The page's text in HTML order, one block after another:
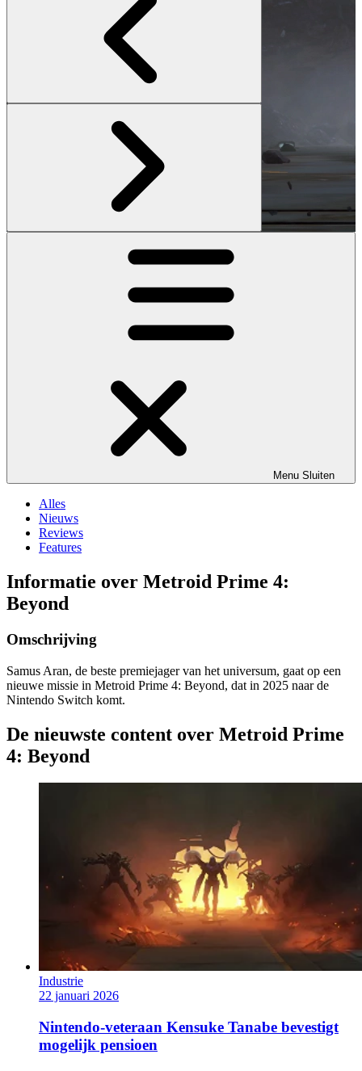
Menu Sluiten
Alles
Nieuws
Reviews
Features
Informatie over Metroid Prime 4:
Beyond
Omschrijving
Samus Aran, de beste premiejager van het universum, gaat op een
nieuwe missie in Metroid Prime 4: Beyond, dat in 2025 naar de
Nintendo Switch komt.
De nieuwste content over Metroid Prime
4: Beyond
Industrie
22 januari 2026
Nintendo-veteraan Kensuke Tanabe bevestigt
mogelijk pensioen